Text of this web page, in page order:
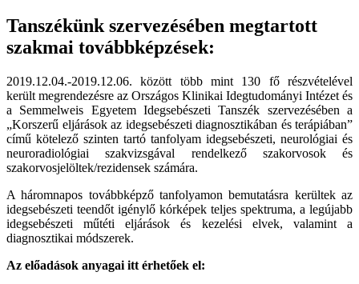
Tanszékünk szervezésében megtartott
szakmai továbbképzések:
2019.12.04.-2019.12.06. között több mint 130 fő részvételével
került megrendezésre az Országos Klinikai Idegtudományi Intézet és
a Semmelweis Egyetem Idegsebészeti Tanszék szervezésében a
„Korszerű eljárások az idegsebészeti diagnosztikában és terápiában”
című kötelező szinten tartó tanfolyam idegsebészeti, neurológiai és
neuroradiológiai szakvizsgával rendelkező szakorvosok és
szakorvosjelöltek/rezidensek számára.
A háromnapos továbbképző tanfolyamon bemutatásra kerültek az
idegsebészeti teendőt igénylő kórképek teljes spektruma, a legújabb
idegsebészeti műtéti eljárások és kezelési elvek, valamint a
diagnosztikai módszerek.
Az előadások anyagai itt érhetőek el: